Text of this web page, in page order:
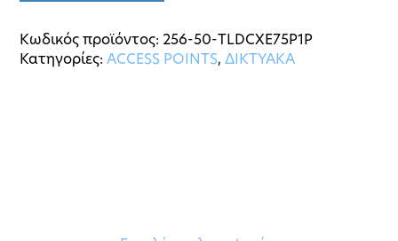
Κωδικός προϊόντος:256-50-TLDCXE75P1P
Κατηγορίες:ACCESS POINTS,ΔΙΚΤΥΑΚΑ